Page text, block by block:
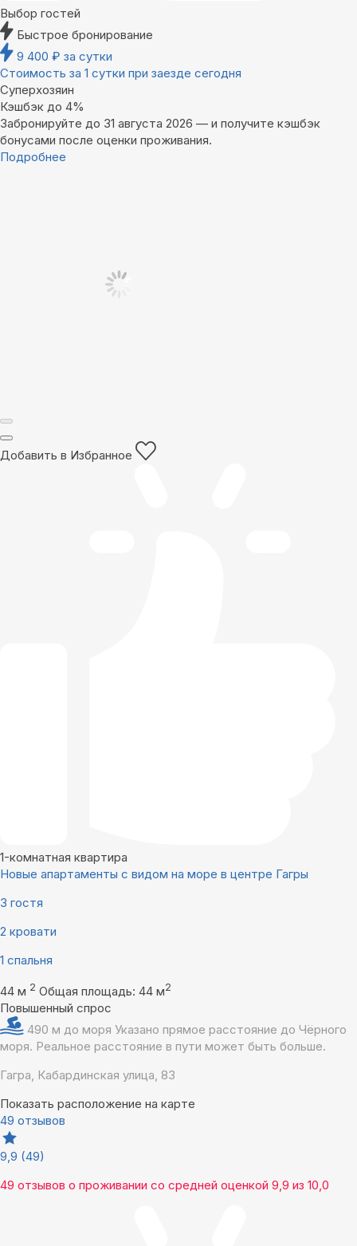
Выбор гостей
Быстрое бронирование
9 400 ₽ за сутки
Стоимость за 1 сутки при заезде сегодня
Суперхозяин
Кэшбэк до 4%
Забронируйте до 31 августа 2026 — и получите кэшбэк
бонусами после оценки проживания.
Подробнее
Добавить в Избранное
1-комнатная квартира
Новые апартаменты с видом на море в центре Гагры
3 гостя
2 кровати
1 спальня
44 м 2 Общая площадь: 44 м2
Повышенный спрос
490 м до моря Указано прямое расстояние до Чёрного
моря. Реальное расстояние в пути может быть больше.
Гагра, Кабардинская улица, 83
Показать расположение на карте
49 отзывов
9,9 (49)
49 отзывов о проживании со средней оценкой 9,9 из 10,0